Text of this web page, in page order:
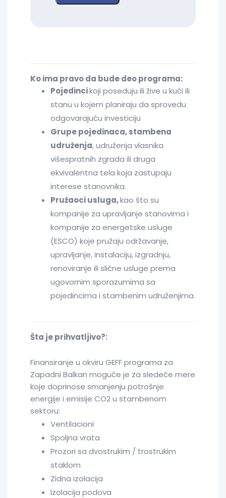
Ko ima pravo da bude deo programa:
Pojedincikoji poseduju ili žive u kući ili
stanu u kojem planiraju da sprovedu
odgovarajuću investiciju
Grupe pojedinaca, stambena
udruženja, udruženja vlasnika
višespratnih zgrada ili druga
ekvivalentna tela koja zastupaju
interese stanovnika.
Pružaoci usluga,kao što su
kompanije za upravljanje stanovima i
kompanije za energetske usluge
(ESCO) koje pružaju održavanje,
upravljanje, instalaciju, izgradnju,
renoviranje ili slične usluge prema
ugovornim sporazumima sa
pojedincima i stambenim udruženjima.
Šta je prihvatljivo?:
Finansiranje u okviru GEFF programa za
Zapadni Balkan moguće je za sledeće mere
koje doprinose smanjenju potrošnje
energije i emisije CO2 u stambenom
sektoru:
Ventilacioni
Spoljna vrata
Prozori sa dvostrukim / trostrukim
staklom
Zidna izolacija
Izolacija podova